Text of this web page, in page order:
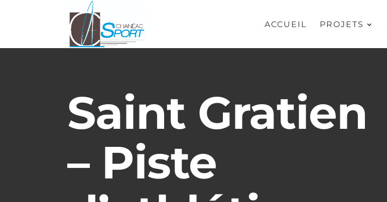
ACCUEIL PROJETS
Saint Gratien
– Piste